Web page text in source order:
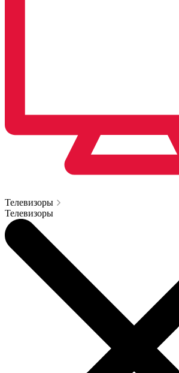
Телевизоры
Телевизоры